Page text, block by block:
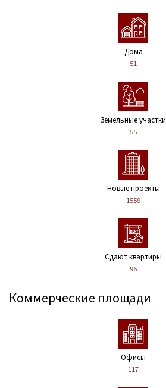
Дома
51
Земельные участки
55
Новые проекты
1559
Сдают квартиры
96
Коммерческие площади
Офисы
117